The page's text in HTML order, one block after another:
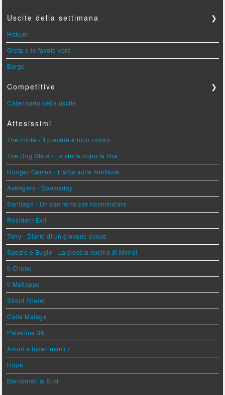
Uscite della settimana ❯
Hokum
Greta e le favole vere
Borgo
Competitive ❯
Calendario delle uscite
Attesissimi
The Invite - Il piacere è tutto nostro
The Dog Stars - Le stelle dopo la fine
Hunger Games - L'alba sulla mietitura
Avengers - Doomsday
Santiago - Un cammino per ricominciare
Resident Evil
Tony - Diario di un giovane cuoco
Spezie e Bugie - La piccola cucina di Mehdi
Il Cileno
Il Malloppo
Silent Friend
Calle Malaga
Palestina 36
Amori e Incantesimi 2
Hope
Bentornati al Sud